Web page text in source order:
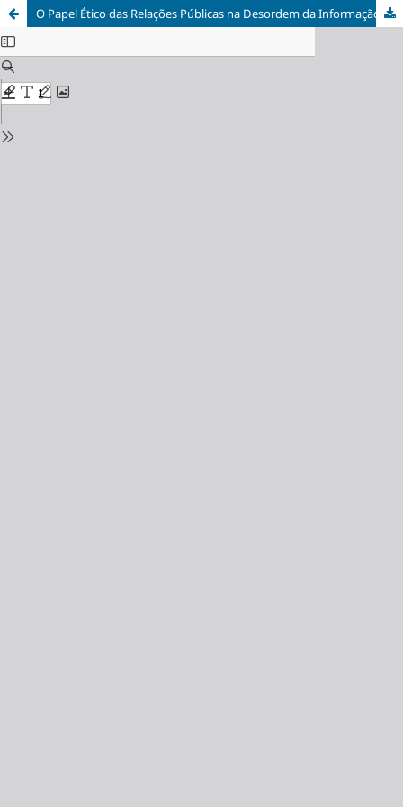
O Papel Ético das Relações Públicas na Desordem da Informação: um caminho para a descolonização do olhar